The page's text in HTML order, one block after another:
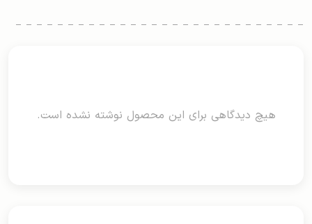
هیچ دیدگاهی برای این محصول نوشته نشده است.